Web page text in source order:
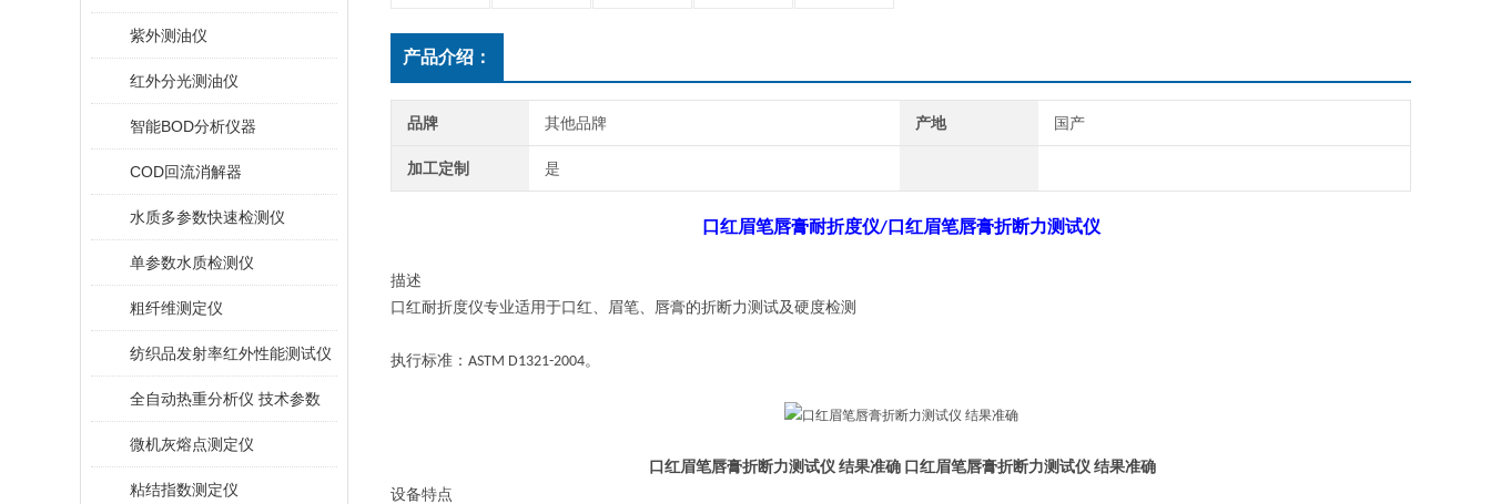
紫外测油仪
红外分光测油仪
智能BOD分析仪器
COD回流消解器
水质多参数快速检测仪
单参数水质检测仪
粗纤维测定仪
纺织品发射率红外性能测试仪
全自动热重分析仪 技术参数
微机灰熔点测定仪
粘结指数测定仪
产品介绍：
品牌 其他品牌 产地 国产
加工定制 是
口红眉笔唇膏耐折度仪/口红眉笔唇膏折断力测试仪
描述
口红耐折度仪专业适用于口红、眉笔、唇膏的折断力测试及硬度检测
执行标准： ASTM D1321-2004。
口红眉笔唇膏折断力测试仪 结果准确 口红眉笔唇膏折断力测试仪 结果准确
设备特点